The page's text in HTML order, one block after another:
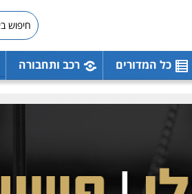
כל המדורים רכב ותחבורה